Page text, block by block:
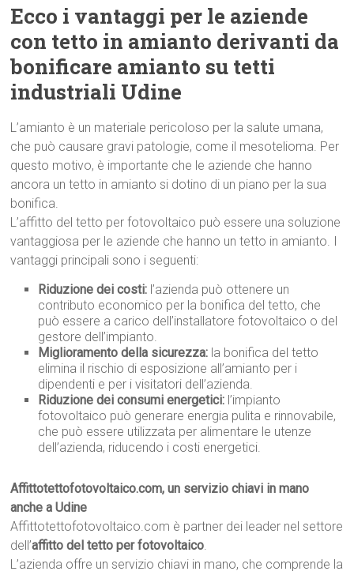
Ecco i vantaggi per le aziende
con tetto in amianto derivanti da
bonificare amianto su tetti
industriali Udine
L’amianto è un materiale pericoloso per la salute umana,
che può causare gravi patologie, come il mesotelioma. Per
questo motivo, è importante che le aziende che hanno
ancora un tetto in amianto si dotino di un piano per la sua
bonifica.
L’affitto del tetto per fotovoltaico può essere una soluzione
vantaggiosa per le aziende che hanno un tetto in amianto. I
vantaggi principali sono i seguenti:
Riduzione dei costi: l’azienda può ottenere un
contributo economico per la bonifica del tetto, che
può essere a carico dell’installatore fotovoltaico o del
gestore dell’impianto.
Miglioramento della sicurezza: la bonifica del tetto
elimina il rischio di esposizione all’amianto per i
dipendenti e per i visitatori dell’azienda.
Riduzione dei consumi energetici: l’impianto
fotovoltaico può generare energia pulita e rinnovabile,
che può essere utilizzata per alimentare le utenze
dell’azienda, riducendo i costi energetici.
Affittotettofotovoltaico.com, un servizio chiavi in mano
anche a Udine
Affittotettofotovoltaico.com è partner dei leader nel settore
dell’affitto del tetto per fotovoltaico.
L’azienda offre un servizio chiavi in mano, che comprende la